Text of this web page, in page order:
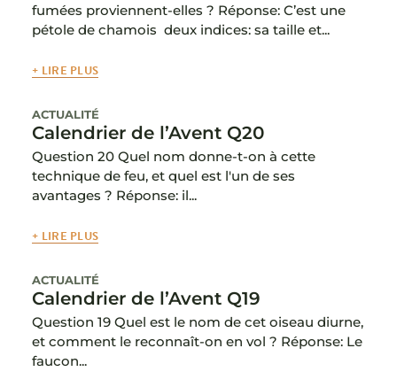
fumées proviennent-elles ? Réponse: C’est une
pétole de chamois deux indices: sa taille et...
+ LIRE PLUS
ACTUALITÉ
Calendrier de l’Avent Q20
Question 20 Quel nom donne-t-on à cette
technique de feu, et quel est l'un de ses
avantages ? Réponse: il...
+ LIRE PLUS
ACTUALITÉ
Calendrier de l’Avent Q19
Question 19 Quel est le nom de cet oiseau diurne,
et comment le reconnaît-on en vol ? Réponse: Le
faucon...